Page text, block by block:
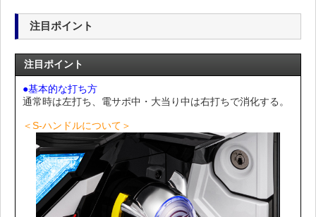
注目ポイント
注目ポイント
●基本的な打ち方
通常時は左打ち、電サポ中・大当り中は右打ちで消化する。
＜S-ハンドルについて＞